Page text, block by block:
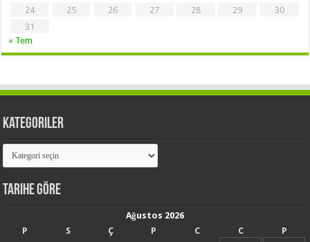
24
25 26 27 28 29
30
31
« Tem
Kategoriler
Kategoriler
Tarihe Göre
Ağustos 2026
P
S Ç P C C
P